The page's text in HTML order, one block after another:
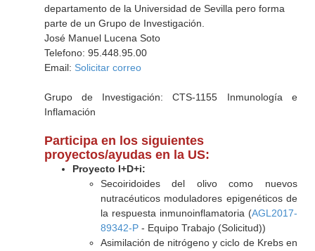
departamento de la Universidad de Sevilla pero forma
parte de un Grupo de Investigación.
José Manuel Lucena Soto
Telefono: 95.448.95.00
Email: Solicitar correo
Grupo de Investigación: CTS-1155 Inmunología e
Inflamación
Participa en los siguientes
proyectos/ayudas en la US:
Proyecto I+D+i:
Secoiridoides del olivo como nuevos
nutracéuticos moduladores epigenéticos de
la respuesta inmunoinflamatoria (AGL2017-
89342-P- Equipo Trabajo (Solicitud))
Asimilación de nitrógeno y ciclo de Krebs en